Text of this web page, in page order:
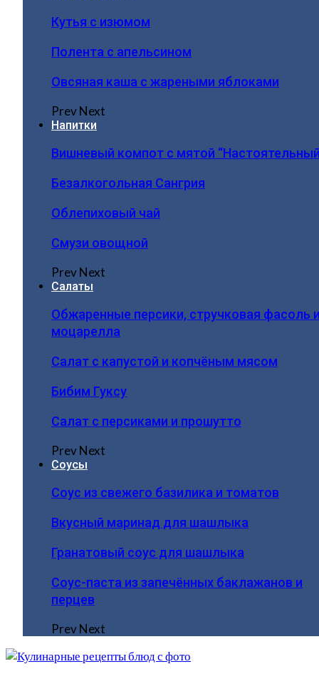
Кутья с изюмом
Полента с апельсином
Овсяная каша с жареными яблоками
PrevNext
Напитки
Вишневый компот с мятой
Безалкогольная Сангрия
Облепиховый чай
Смузи овощной
PrevNext
Салаты
Обжаренные персики, стручковая фасоль
моцарелла
Салат с капустой и копчёным мясом
Бибим Гуксу
Салат с персиками и прошутто
PrevNext
Соусы
Соус из свежего базилика и томатов
Вкусный маринад для шашлыка
Гранатовый соус для шашлыка
Соус-паста из запечённых баклажанов и
перцев
PrevNext